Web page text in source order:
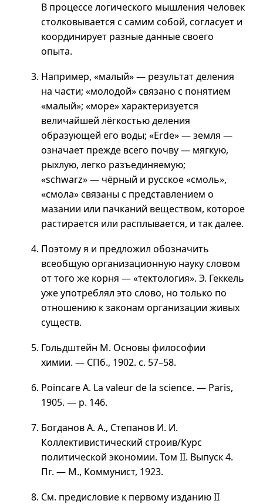
В процессе логического мышления человек
столковывается с самим собой, согласует и
координирует разные данные своего
опыта.
Например, «малый» — результат деления
на части; «молодой» связано с понятием
«малый»; «море» характеризуется
величайшей лёгкостью деления
образующей его воды; «Erde» — земля —
означает прежде всего почву — мягкую,
рыхлую, легко разъединяемую;
«schwarz» — чёрный и русское «смоль»,
«смола» связаны с представлением о
мазании или пачканий веществом, которое
растирается или расплывается, и так далее.
Поэтому я и предложил обозначить
всеобщую организационную науку словом
от того же корня — «тектология». Э. Геккель
уже употреблял это слово, но только по
отношению к законам организации живых
существ.
Гольдштейн М. Основы философии
химии. — СПб., 1902. с. 57–58.
Poincare A. La valeur de la science. — Paris,
1905. — p. 146.
Богданов А. А., Степанов И. И.
Коллективистический строив/Курс
политической экономии. Том II. Выпуск 4.
Пг. — М., Коммунист, 1923.
См. предисловие к первому изданию II